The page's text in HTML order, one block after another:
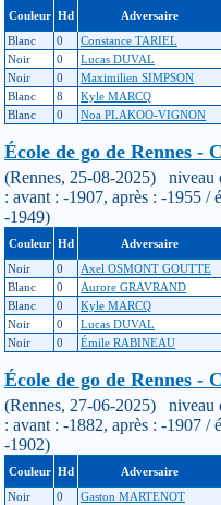
Couleur Hd Adversaire
Blanc
0 Constance TARIEL
Noir
0 Lucas DUVAL
Noir
0 Maximilien SIMPSON
Blanc
8 Kyle MARCQ
Blanc
0 Noa PLAKOO-VIGNON
École de go de Rennes -
(Rennes, 25-08-2025) niveau
: avant : -1907, après : -1955 /
-1949)
Couleur Hd Adversaire
Noir
0 Axel OSMONT GOUTTE
Blanc
0 Aurore GRAVRAND
Blanc
0 Kyle MARCQ
Noir
0 Lucas DUVAL
Noir
0 Émile RABINEAU
École de go de Rennes -
(Rennes, 27-06-2025) niveau
: avant : -1882, après : -1907 /
-1902)
Couleur Hd Adversaire
Noir
0 Gaston MARTENOT